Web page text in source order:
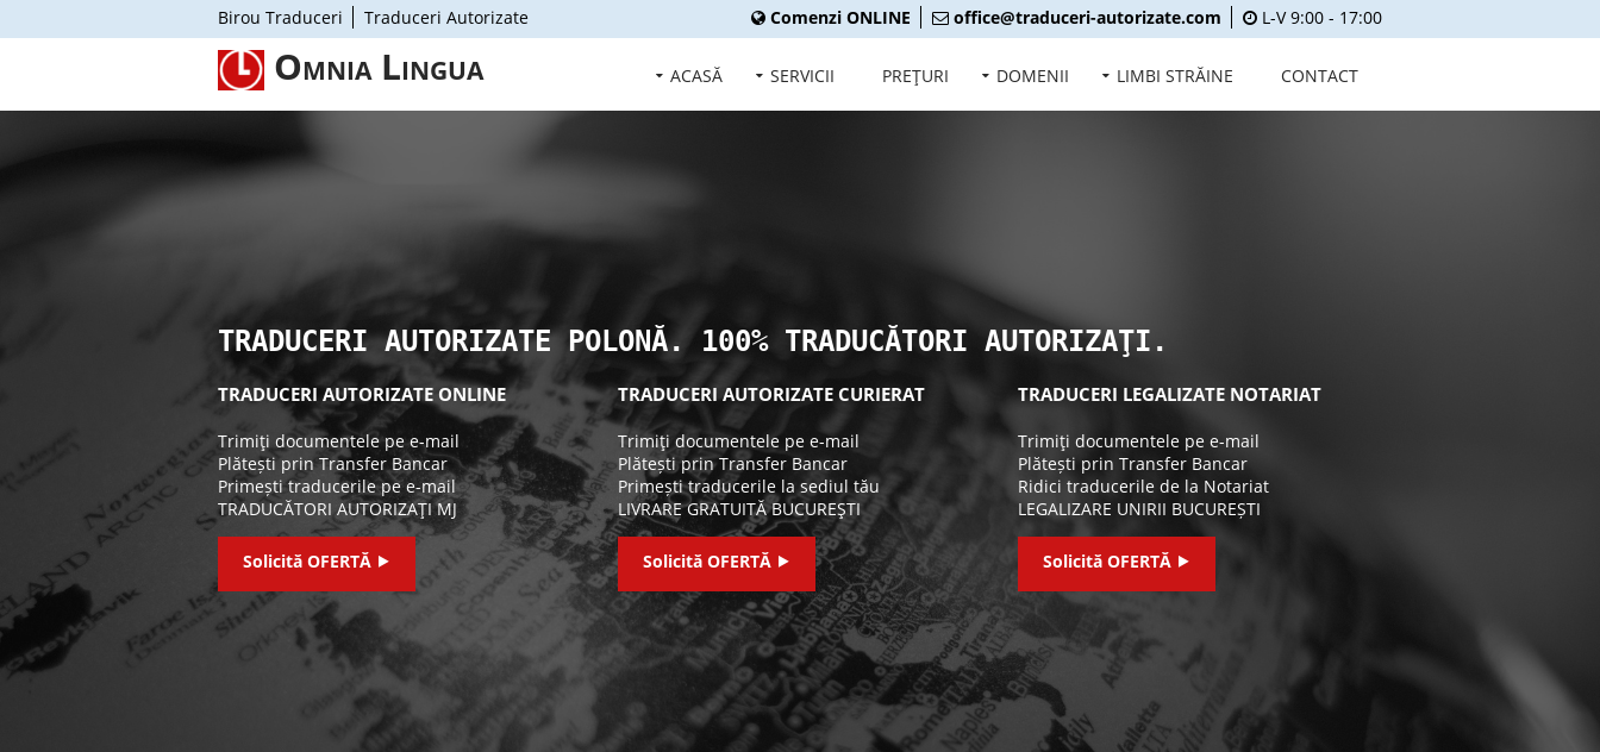
Birou Traduceri Traduceri Autorizate Comenzi ONLINE office@traduceri-autorizate.com L-V 9:00 - 17:00
Omnia Lingua ACASĂ SERVICII PREŢURI DOMENII LIMBI STRĂINE CONTACT
TRADUCERI AUTORIZATE POLONĂ. 100% TRADUCĂTORI AUTORIZAŢI.
TRADUCERI AUTORIZATE ONLINE
Trimiţi documentele pe e-mail
Plătești prin Transfer Bancar
Primești traducerile pe e-mail
TRADUCĂTORI AUTORIZAŢI MJ
Solicită OFERTĂ ⯈
TRADUCERI AUTORIZATE CURIERAT
Trimiţi documentele pe e-mail
Plătești prin Transfer Bancar
Primești traducerile la sediul tău
LIVRARE GRATUITĂ BUCUREŞTI
Solicită OFERTĂ ⯈
TRADUCERI LEGALIZATE NOTARIAT
Trimiţi documentele pe e-mail
Plătești prin Transfer Bancar
Ridici traducerile de la Notariat
LEGALIZARE UNIRII BUCUREȘTI
Solicită OFERTĂ ⯈